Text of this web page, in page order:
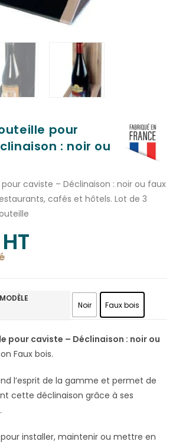
pour
: noir ou
caviste – Déclinaison : noir ou faux
cafés et hôtels. Lot de 3
HT
Noir Faux bois
pour caviste – Déclinaison : noir ou
Faux bois.
l’esprit de la gamme et permet de
cette déclinaison grâce à ses
installer, maintenir ou mettre en